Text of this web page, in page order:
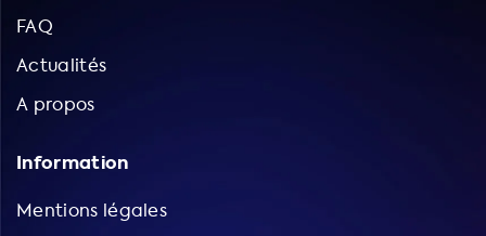
FAQ
Actualités
A propos
Information
Mentions légales